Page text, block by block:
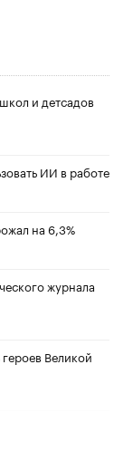
и детсадов
ИИ в работе
на 6,3%
журнала
Великой